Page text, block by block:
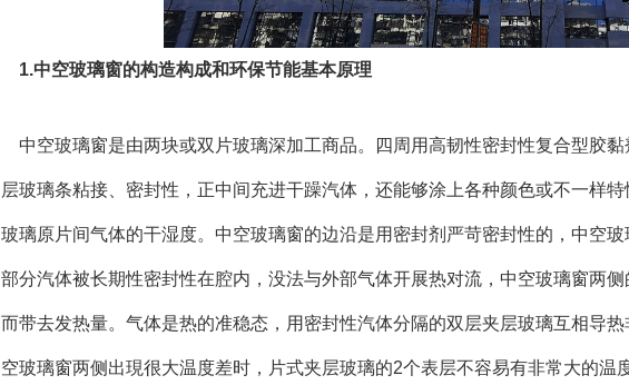
1.中空玻璃窗的构造构成和环保节能基本原理
中空玻璃窗是由两块或双片玻璃深加工商品。四周用高韧性密封性复合型胶
层玻璃条粘接、密封性，正中间充进干躁汽体，还能够涂上各种颜色或不一样
玻璃原片间气体的干湿度。中空玻璃窗的边沿是用密封剂严苛密封性的，中空
部分汽体被长期性密封性在腔内，没法与外部气体开展热对流，中空玻璃窗两
而带去发热量。气体是热的准稳态，用密封性汽体分隔的双层夹层玻璃互相导
空玻璃窗两侧出現很大温度差时，片式夹层玻璃的2个表层不容易有非常大的温